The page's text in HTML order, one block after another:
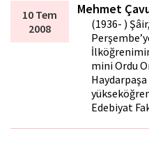
10 Tem
2008
Mehmet
(1936- )
mini Ordu
Haydarpaşa
Edebi­yat